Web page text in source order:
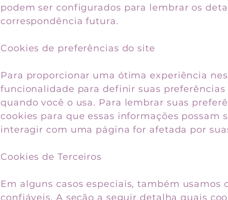
podem ser configurados para lembrar os
correspondência futura.
Cookies de preferências do site
Para proporcionar uma ótima experiência
funcionalidade para definir suas
quando você o usa. Para lembrar suas
cookies para que essas informações possam
interagir com uma página for afetada por
Cookies de Terceiros
Em alguns casos especiais, também usamos
confiáveis. A seção a seguir detalha quais